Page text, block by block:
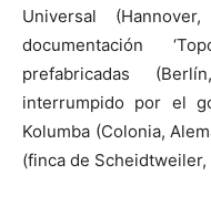
Universal
documentación
prefabricadas
interrumpido por el
Kolumba (Colonia,
(finca de